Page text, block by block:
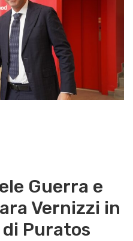
Guerra e
Vernizzi in
Puratos